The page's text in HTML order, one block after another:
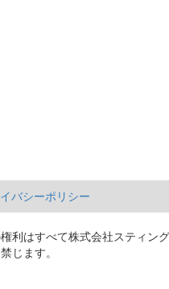
バシーポリシー
利はすべて株式会社スティン
じます。